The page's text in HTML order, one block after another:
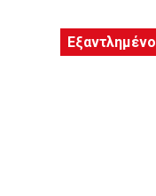
Εξαντλημένο